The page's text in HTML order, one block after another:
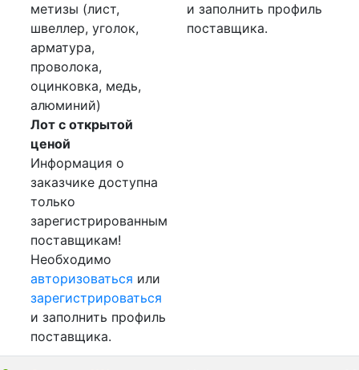
метизы (лист,
швеллер, уголок,
арматура,
проволока,
оцинковка, медь,
алюминий)
Лот с открытой
ценой
Информация о
заказчике доступна
только
зарегистрированным
поставщикам!
Необходимо
авторизоваться или
зарегистрироваться
и заполнить профиль
поставщика.
и заполнить профиль
поставщика.